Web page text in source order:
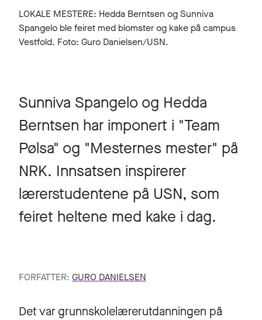
LOKALE MESTERE: Hedda Berntsen og Sunniva
Spangelo ble feiret med blomster og kake på campus
Vestfold. Foto: Guro Danielsen/USN.
Sunniva Spangelo og Hedda
Berntsen har imponert i "Team
Pølsa" og "Mesternes mester" på
NRK. Innsatsen inspirerer
lærerstudentene på USN, som
feiret heltene med kake i dag.
FORFATTER: GURO DANIELSEN
Det var grunnskolelærerutdanningen på